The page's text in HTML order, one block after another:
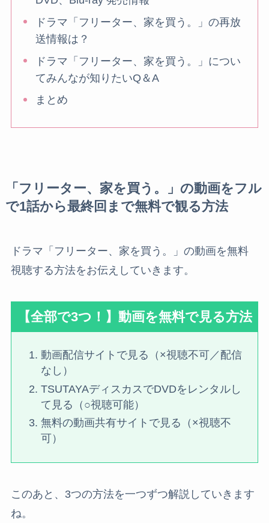
ドラマ「フリーター、家を買う。」の再放
送情報は？
ドラマ「フリーター、家を買う。」につい
てみんなが知りたいQ＆A
まとめ
「フリーター、家を買う。」の動画をフル
で1話から最終回まで無料で観る方法
ドラマ「フリーター、家を買う。」の動画を無料
視聴する方法をお伝えしていきます。
【全部で3つ！】動画を無料で見る方法
動画配信サイトで見る（×視聴不可／配信
なし）
TSUTAYAディスカスでDVDをレンタルし
て見る（○視聴可能）
無料の動画共有サイトで見る（×視聴不
可）
このあと、3つの方法を一つずつ解説していきます
ね。